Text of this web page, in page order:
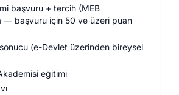
başvuru + tercih (MEB
— başvuru için 50 ve üzeri puan
(e-Devlet üzerinden bireysel
eğitimi